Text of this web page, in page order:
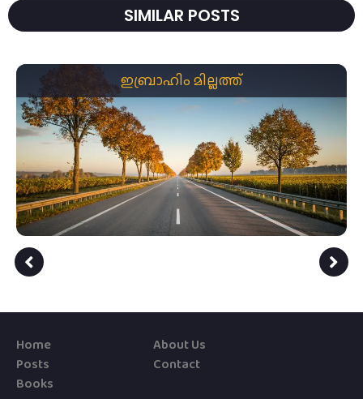
SIMILAR POSTS
ഇബ്രാഹിം മില്ലത്ത്
Home
Posts
Books
About Us
Contact